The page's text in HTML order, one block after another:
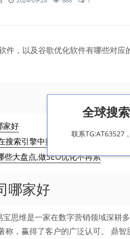
件，以及谷歌优化软件有哪些对应
家好
索引擎中排名的优化软件???急。
些大盘点,做SEO优化不再累
哪家好
宝思维是一家在数字营销领域深耕
称，赢得了客户的广泛认可。 鼎
全球搜
联系TG:AT63527 。